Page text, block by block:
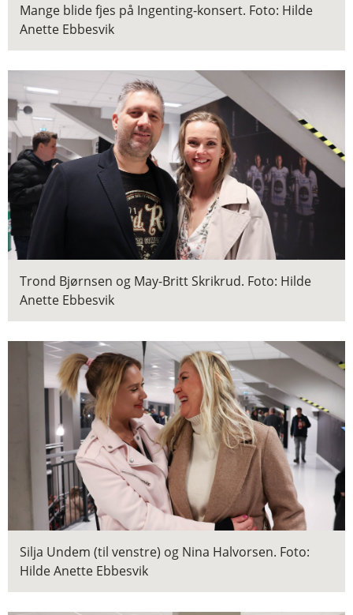
Mange blide fjes på Ingenting-konsert. Foto: Hilde
Anette Ebbesvik
Trond Bjørnsen og May-Britt Skrikrud. Foto: Hilde
Anette Ebbesvik
Silja Undem (til venstre) og Nina Halvorsen. Foto:
Hilde Anette Ebbesvik